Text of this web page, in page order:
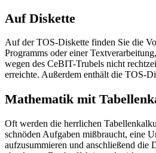
Auf Diskette
Auf der TOS-Diskette finden Sie die
Programms oder einer
wegen des CeBIT-Trubels nicht
erreichte. Außerdem enthält die TOS-
Mathematik mit
Oft werden die herrlichen
schnöden Aufgaben mißbraucht, eine
aufzusummieren und anschließend die